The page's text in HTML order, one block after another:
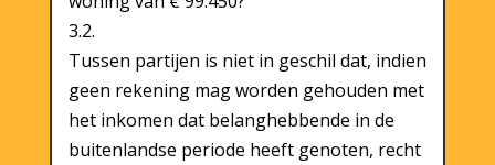
3.2.
Tussen partijen is niet in geschil dat, indien
geen rekening mag worden gehouden met
het inkomen dat belanghebbende in de
buitenlandse periode heeft genoten, recht